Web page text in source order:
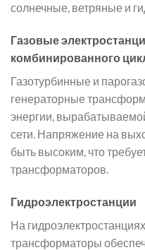
солнечные, ветряные и
Газовые
комбинированного
Газотурбинные и
генераторные
энергии,
сети. Напряжение на
быть высоким, что
трансформаторов.
Гидроэлектростанции
На
трансформаторы